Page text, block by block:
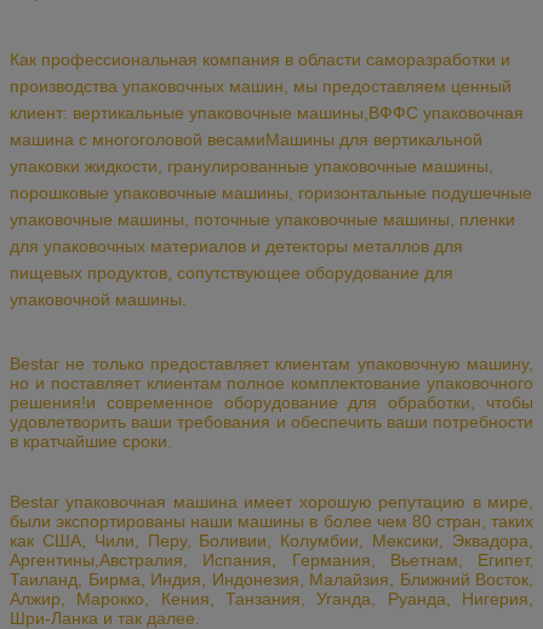
Как профессиональная компания в области саморазработки и
производства упаковочных машин, мы предоставляем ценный
клиент: вертикальные упаковочные машины,ВФФС упаковочная
машина с многоголовой весамиМашины для вертикальной
упаковки жидкости, гранулированные упаковочные машины,
порошковые упаковочные машины, горизонтальные подушечные
упаковочные машины, поточные упаковочные машины, пленки
для упаковочных материалов и детекторы металлов для
пищевых продуктов, сопутствующее оборудование для
упаковочной машины.
Bestar не только предоставляет клиентам упаковочную машину,
но и поставляет клиентам полное комплектование упаковочного
решения!и современное оборудование для обработки, чтобы
удовлетворить ваши требования и обеспечить ваши потребности
в кратчайшие сроки.
Bestar упаковочная машина имеет хорошую репутацию в мире,
были экспортированы наши машины в более чем 80 стран, таких
как США, Чили, Перу, Боливии, Колумбии, Мексики, Эквадора,
Аргентины,Австралия, Испания, Германия, Вьетнам, Египет,
Таиланд, Бирма, Индия, Индонезия, Малайзия, Ближний Восток,
Алжир, Марокко, Кения, Танзания, Уганда, Руанда, Нигерия,
Шри-Ланка и так далее.